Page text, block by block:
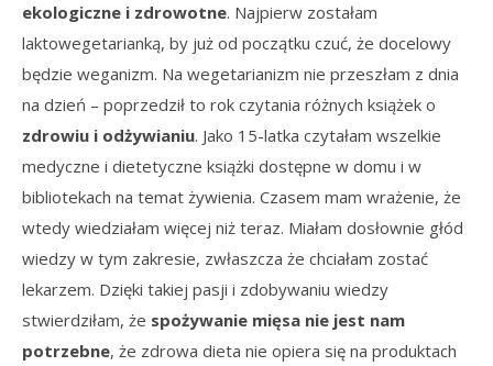
ekologiczne i zdrowotne. Najpierw zostałam
laktowegetarianką, by już od początku czuć, że docelowy
będzie weganizm. Na wegetarianizm nie przeszłam z dnia
na dzień – poprzedził to rok czytania różnych książek o
zdrowiu i odżywianiu. Jako 15-latka czytałam wszelkie
medyczne i dietetyczne książki dostępne w domu i w
bibliotekach na temat żywienia. Czasem mam wrażenie, że
wtedy wiedziałam więcej niż teraz. Miałam dosłownie głód
wiedzy w tym zakresie, zwłaszcza że chciałam zostać
lekarzem. Dzięki takiej pasji i zdobywaniu wiedzy
stwierdziłam, że spożywanie mięsa nie jest nam
potrzebne, że zdrowa dieta nie opiera się na produktach